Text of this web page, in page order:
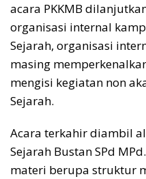
acara PKKMB
organisasi internal
Sejarah, organisasi
masing
mengisi kegiatan non
Sejarah.
Acara terkahir diambil
Sejarah Bustan SPd
materi berupa struktur